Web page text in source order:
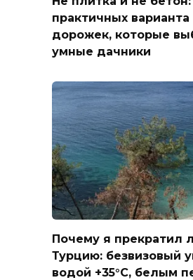
практичных
дорожек, которые
умные дачники
Почему я прекратил
Турцию: безвизовый
водой +35°C, белым